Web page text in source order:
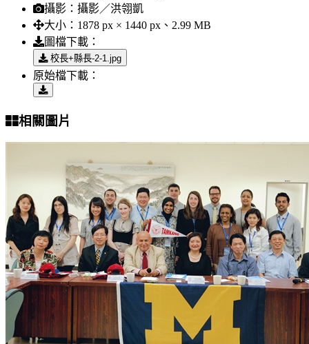
攝影： 攝影／洪翎凱
大小： 1878 px × 1440 px、2.99 MB
圖檔下載：
校長+縣長-2-1.jpg
原始檔下載：
相關圖片